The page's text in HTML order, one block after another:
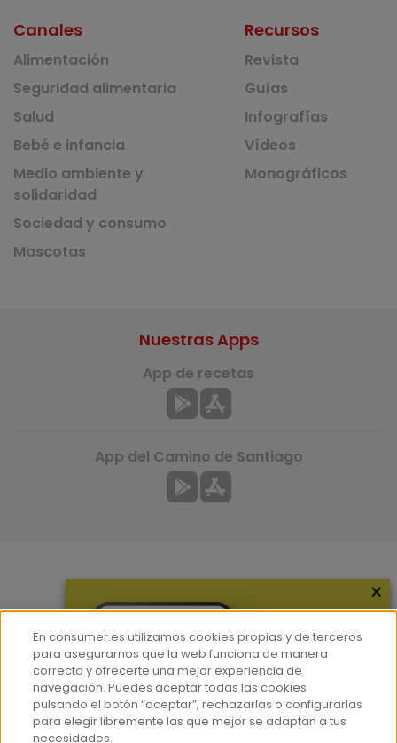
Canales
Alimentación
Seguridad alimentaria
Salud
Bebé e infancia
Medio ambiente y
solidaridad
Sociedad y consumo
Mascotas
Recursos
Revista
Guías
Infografías
Vídeos
Monográficos
Hemeroteca
Contacto
Prensa
Corpus Lingüístico Consumer
Nuestras Apps
App de recetas
App del Camino de Santiago
×
En consumer.es utilizamos cookies propias y de terceros
para asegurarnos que la web funciona de manera
correcta y ofrecerte una mejor experiencia de
navegación. Puedes aceptar todas las cookies
pulsando el botón “aceptar”, rechazarlas o configurarlas
para elegir libremente las que mejor se adaptan a tus
necesidades.